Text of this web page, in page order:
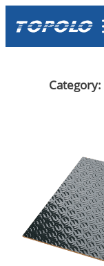
content
Category: